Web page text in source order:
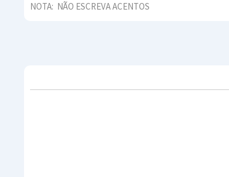
NOTA: NÃO ESCREVA ACENTOS